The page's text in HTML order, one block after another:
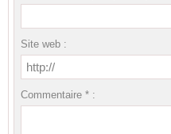
Site web :
Commentaire * :